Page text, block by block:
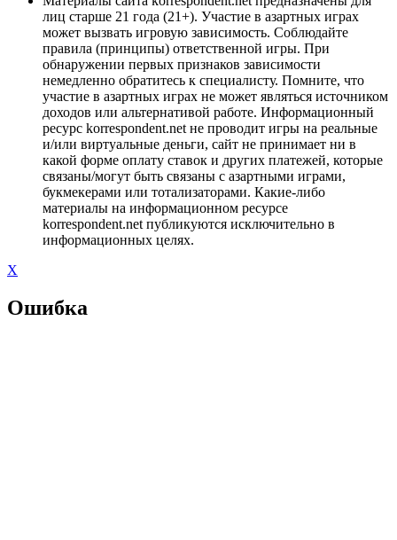
лиц старше 21 года (21+). Участие в азартных играх
может вызвать игровую зависимость. Соблюдайте
правила (принципы) ответственной игры. При
обнаружении первых признаков зависимости
немедленно обратитесь к специалисту. Помните, что
участие в азартных играх не может являться источником
доходов или альтернативой работе. Информационный
ресурс korrespondent.net не проводит игры на реальные
и/или виртуальные деньги, сайт не принимает ни в
какой форме оплату ставок и других платежей, которые
связаны/могут быть связаны с азартными играми,
букмекерами или тотализаторами. Какие-либо
материалы на информационном ресурсе
korrespondent.net публикуются исключительно в
информационных целях.
X
Ошибка